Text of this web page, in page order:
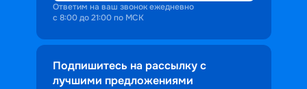
Ответим на ваш звонок ежедневно
с 8:00 до 21:00 по МСК
Подпишитесь на рассылку с
лучшими предложениями